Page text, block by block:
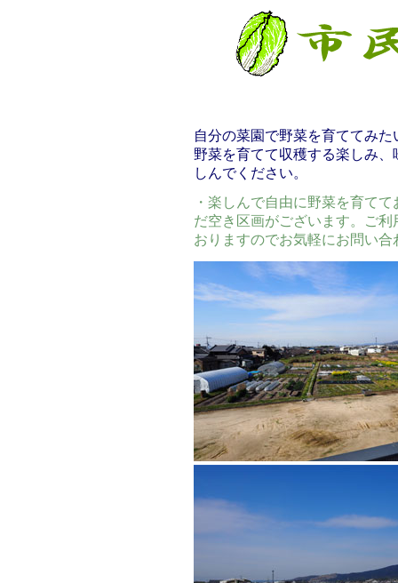
自分の菜園で野菜を育ててみ
野菜を育てて収穫する楽しみ
しんでください。
・楽しんで自由に野菜を育て
だ空き区画がございます。ご利
おりますのでお気軽にお問い合